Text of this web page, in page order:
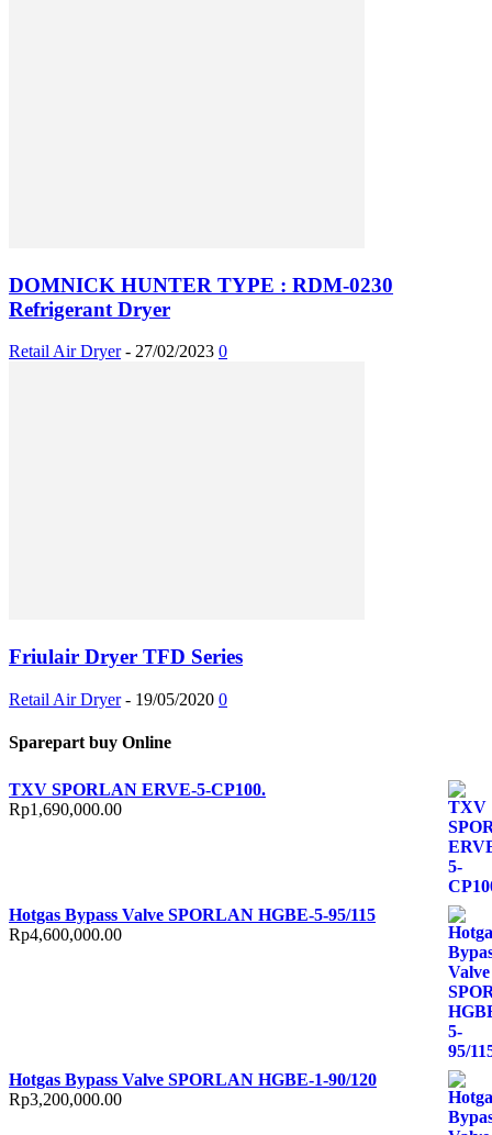
DOMNICK HUNTER TYPE : RDM-0230
Refrigerant Dryer
Retail Air Dryer - 27/02/2023 0
Friulair Dryer TFD Series
Retail Air Dryer - 19/05/2020 0
Sparepart buy Online
TXV SPORLAN ERVE-5-CP100.
Rp1,690,000.00
Hotgas Bypass Valve SPORLAN HGBE-5-95/115
Rp4,600,000.00
Hotgas Bypass Valve SPORLAN HGBE-1-90/120
Rp3,200,000.00